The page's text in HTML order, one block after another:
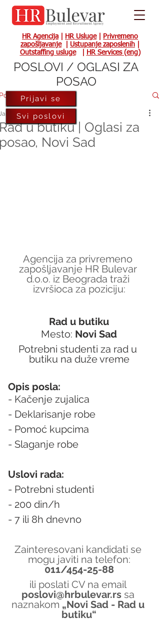
HR Agencija HR Usluge|
Privremeno
zapošljavanje| Ustupanje zaposlenih
Outstaffing usluge| HR Services (eng)
u butiku | Oglasi za
Novi Sad
14, 2022
Agencija za privremeno
zapošljavanje HR Bulevar
d.o.o. iz Beograda traži
izvršioca za poziciju:
Rad u butiku
Mesto: Novi Sad
Potrebni studenti za rad u
butiku na duže vreme
Opis posla:
- Kačenje zujalica
- Deklarisanje robe
- Pomoć kupcima
- Slaganje robe
Uslovi rada:
- Potrebni studenti
- 200 din/h
- 7 ili 8h dnevno
Zainteresovani kandidati se
mogu javiti na telefon:
011/454-25-88
ili poslati CV na email
poslovi@hrbulevar.rs sa
naznakom „Novi Sad - Rad u
butiku“
Prijavi se
Svi poslovi
POSLOVI / OGLASI ZA
POSAO